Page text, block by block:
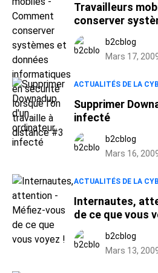
Travailleurs
conserver
informatiques
l'on travaille à
b2cblog
Mars 17,
ACTUALITÉS DE LA
Supprimer
infecté
b2cblog
Mars 16,
ACTUALITÉS DE LA
Internautes,
de ce que vous
b2cblog
Mars 13,